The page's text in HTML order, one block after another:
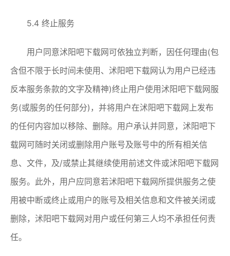
5.4 终止服务
用户同意沭阳吧下载网可依独立判断，因任何理由(包
含但不限于长时间未使用、沭阳吧下载网认为用户已经违
反本服务条款的文字及精神)终止用户使用沭阳吧下载网服
务(或服务的任何部分)，并将用户在沭阳吧下载网上发布
的任何内容加以移除、删除。用户承认并同意，沭阳吧下
载网可随时关闭或删除用户账号及账号中的所有相关信
息、文件，及/或禁止其继续使用前述文件或沭阳吧下载网
服务。此外，用户应同意若沭阳吧下载网所提供服务之使
用被中断或终止或用户的账号及相关信息和文件被关闭或
删除，沭阳吧下载网对用户或任何第三人均不承担任何责
任。